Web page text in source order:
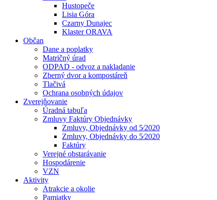
Hustopeče
Lisia Góra
Czarny Dunajec
Klaster ORAVA
Občan
Dane a poplatky
Matričný úrad
ODPAD - odvoz a nakladanie
Zberný dvor a kompostáreň
Tlačivá
Ochrana osobných údajov
Zverejňovanie
Úradná tabuľa
Zmluvy Faktúry Objednávky
Zmluvy, Objednávky od 5⁄2020
Zmluvy, Objednávky do 5⁄2020
Faktúry
Verejné obstarávanie
Hospodárenie
VZN
Aktivity
Atrakcie a okolie
Pamiatky